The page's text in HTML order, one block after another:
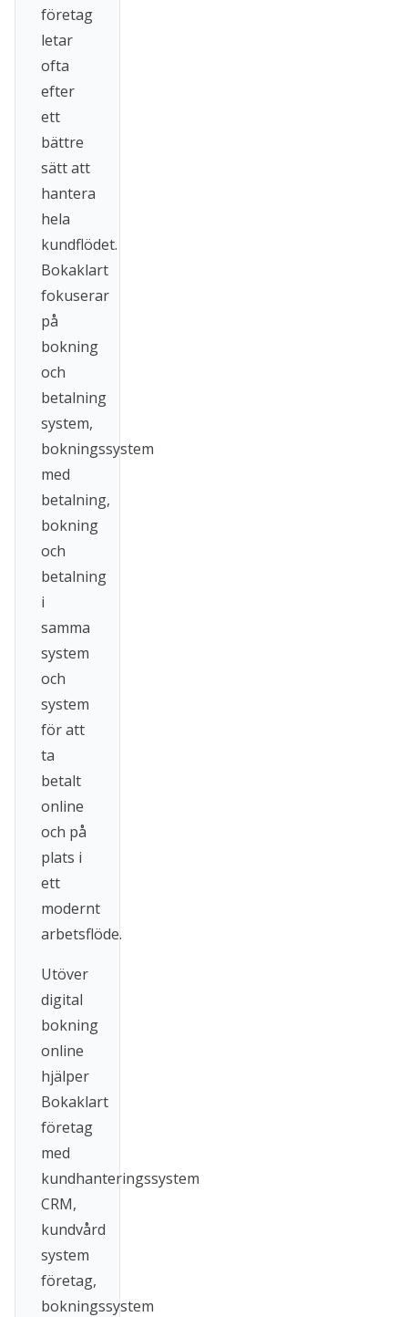
företag
letar
ofta
efter
ett
bättre
sätt att
hantera
hela
kundflödet.
Bokaklart
fokuserar
på
bokning
och
betalning
system,
bokningssystem
med
betalning,
bokning
och
betalning
i
samma
system
och
system
för att
ta
betalt
online
och på
plats i
ett
modernt
arbetsflöde.
Utöver
digital
bokning
online
hjälper
Bokaklart
företag
med
kundhanteringssystem
CRM,
kundvård
system
företag,
bokningssystem